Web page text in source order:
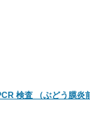
検査 （ぶどう膜炎